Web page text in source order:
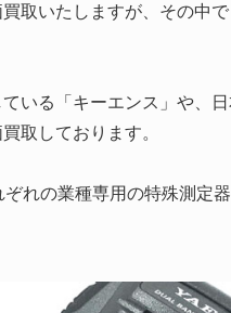
取いたしますが、その中
いる「キーエンス」や、
取しております。
れの業種専用の特殊測定